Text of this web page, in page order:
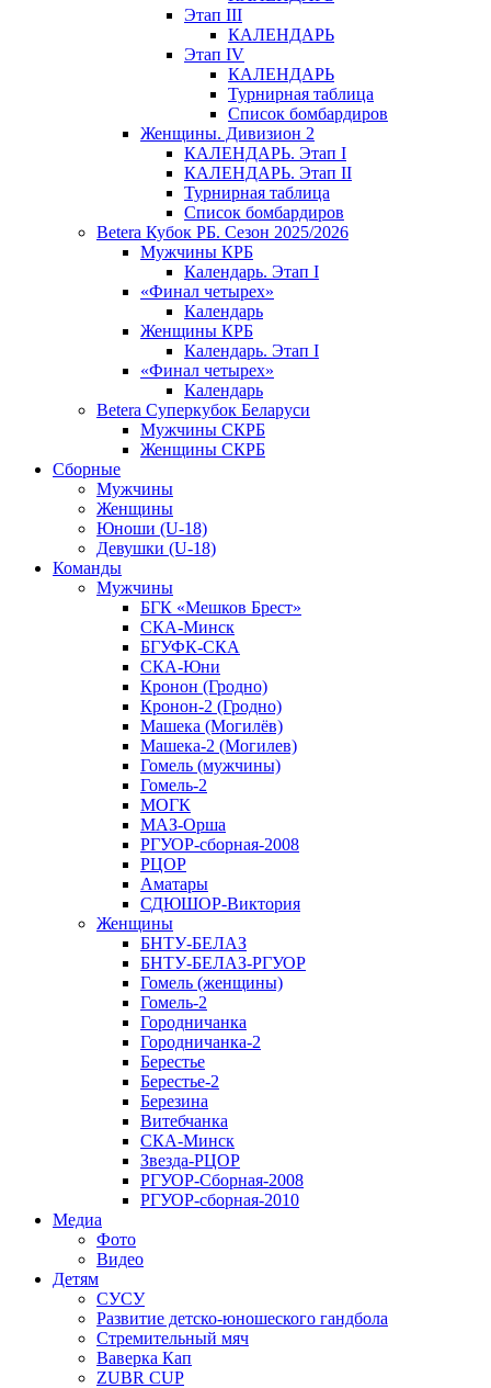
Этап III
КАЛЕНДАРЬ
Этап IV
КАЛЕНДАРЬ
Турнирная таблица
Список бомбардиров
Женщины. Дивизион 2
КАЛЕНДАРЬ. Этап I
КАЛЕНДАРЬ. Этап II
Турнирная таблица
Список бомбардиров
Betera Кубок РБ. Сезон 2025/2026
Мужчины КРБ
Календарь. Этап I
«Финал четырех»
Календарь
Женщины КРБ
Календарь. Этап I
«Финал четырех»
Календарь
Betera Суперкубок Беларуси
Мужчины СКРБ
Женщины СКРБ
Сборные
Мужчины
Женщины
Юноши (U-18)
Девушки (U-18)
Команды
Мужчины
БГК «Мешков Брест»
СКА-Минск
БГУФК-СКА
СКА-Юни
Кронон (Гродно)
Кронон-2 (Гродно)
Машека (Могилёв)
Машека-2 (Могилев)
Гомель (мужчины)
Гомель-2
МОГК
МАЗ-Орша
РГУОР-сборная-2008
РЦОР
Аматары
СДЮШОР-Виктория
Женщины
БНТУ-БЕЛАЗ
БНТУ-БЕЛАЗ-РГУОР
Гомель (женщины)
Гомель-2
Городничанка
Городничанка-2
Берестье
Берестье-2
Березина
Витебчанка
СКА-Минск
Звезда-РЦОР
РГУОР-Сборная-2008
РГУОР-сборная-2010
Медиа
Фото
Видео
Детям
СУСУ
Развитие детско-юношеского гандбола
Стремительный мяч
Ваверка Кап
ZUBR CUP